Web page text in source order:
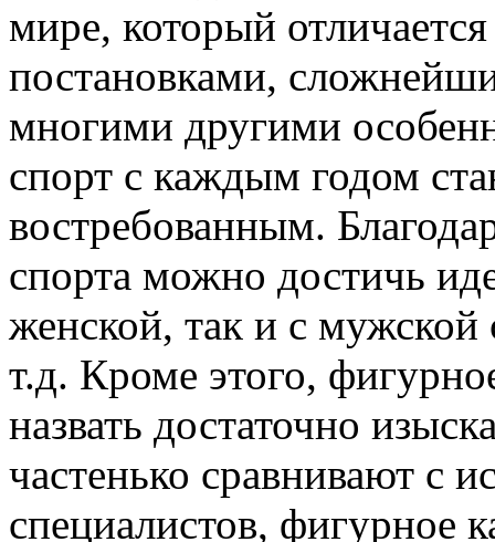
мире, который
постановками,
многими другими
спорт с каждым годом
востребованным.
спорта можно достичь
женской, так и с мужской
т.д. Кроме этого,
назвать достаточно
частенько сравнивают с
специалистов, фигурное